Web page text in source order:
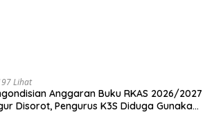
Lihat
Anggaran Buku RKAS 2026/2027
Disorot, Pengurus K3S Diduga Gunakan